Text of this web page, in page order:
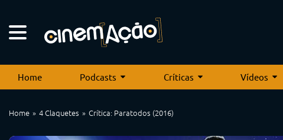
Home Podcasts Críticas Vídeos
Home 4 Claquetes Crítica: Paratodos (2016)